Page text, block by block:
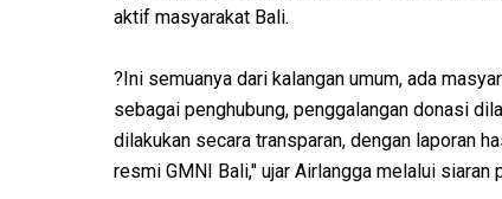
aktif masyarakat Bali.
?Ini semuanya dari kalangan umum, ada
sebagai penghubung, penggalangan donasi
dilakukan secara transparan, dengan laporan
resmi GMNI Bali," ujar Airlangga melalui